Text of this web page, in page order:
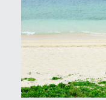
最
探
關